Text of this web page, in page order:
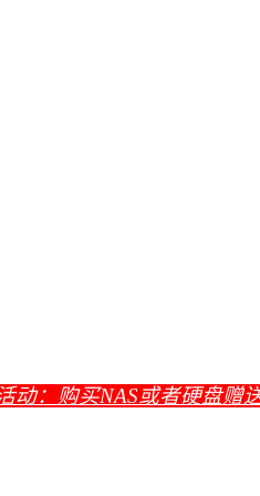
动：购买NAS或者硬盘赠